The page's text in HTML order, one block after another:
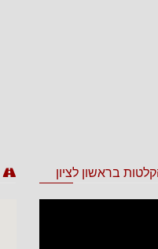
בראשון לציון